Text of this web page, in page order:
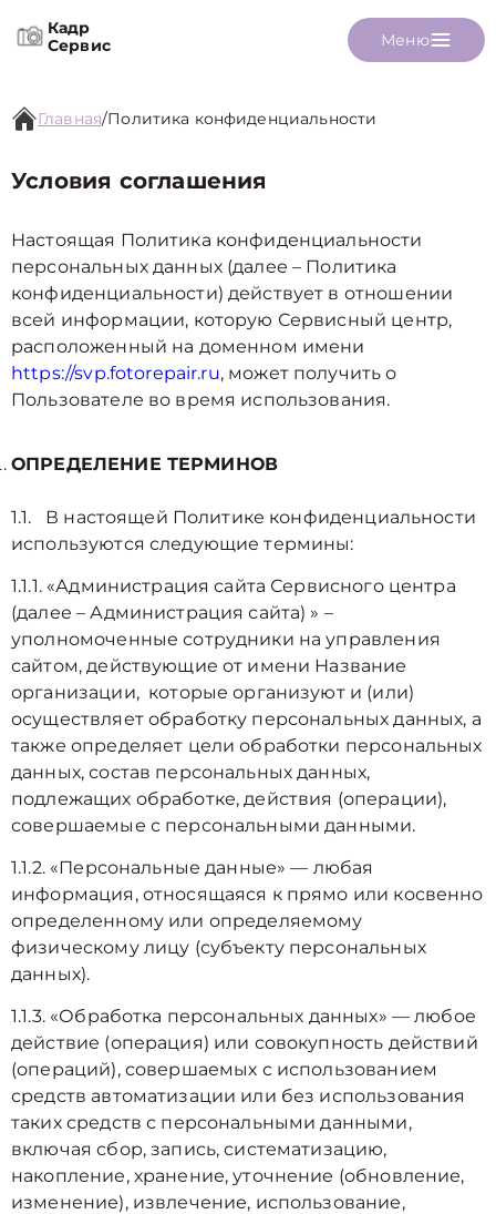
Кадр
Сервис
Меню
Главная/Политика конфиденциальности
Условия соглашения
Настоящая Политика конфиденциальности
персональных данных (далее – Политика
конфиденциальности) действует в отношении
всей информации, которую Сервисный центр,
расположенный на доменном имени
https://svp.fotorepair.ru, может получить о
Пользователе во время использования.
ОПРЕДЕЛЕНИЕ ТЕРМИНОВ
1.1. В настоящей Политике конфиденциальности
используются следующие термины:
1.1.1. «Администрация сайта Сервисного центра
(далее – Администрация сайта) » –
уполномоченные сотрудники на управления
сайтом, действующие от имени Название
организации, которые организуют и (или)
осуществляет обработку персональных данных, а
также определяет цели обработки персональных
данных, состав персональных данных,
подлежащих обработке, действия (операции),
совершаемые с персональными данными.
1.1.2. «Персональные данные» — любая
информация, относящаяся к прямо или косвенно
определенному или определяемому
физическому лицу (субъекту персональных
данных).
1.1.3. «Обработка персональных данных» — любое
действие (операция) или совокупность действий
(операций), совершаемых с использованием
средств автоматизации или без использования
таких средств с персональными данными,
включая сбор, запись, систематизацию,
накопление, хранение, уточнение (обновление,
изменение), извлечение, использование,